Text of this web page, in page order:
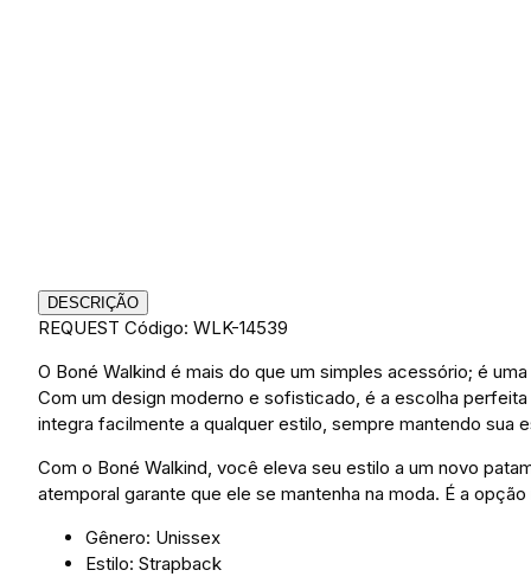
DESCRIÇÃO
REQUEST Código: WLK-14539
O Boné Walkind é mais do que um simples acessório; é
Com um design moderno e sofisticado, é a escolha
integra facilmente a qualquer estilo, sempre mantendo sua
Com o Boné Walkind, você eleva seu estilo a um novo
atemporal garante que ele se mantenha na moda. É a
Gênero: Unissex
Estilo: Strapback